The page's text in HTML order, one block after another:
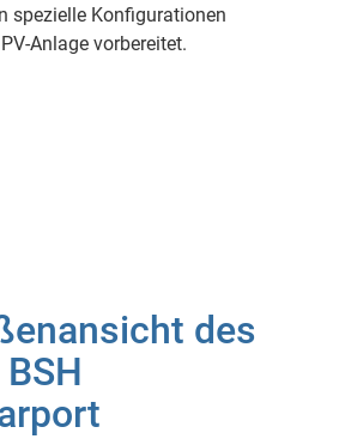
spezielle Konfigurationen
Anlage vorbereitet.
des